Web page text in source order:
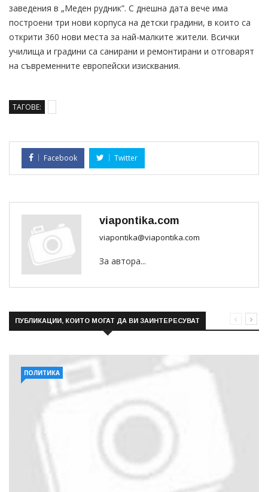
заведения в „Меден рудник”. С днешна дата вече има
построени три нови корпуса на детски градини, в които са
открити 360 нови места за най-малките жители. Всички
училища и градини са санирани и ремонтирани и отговарят
на съвременните европейски изисквания.
ТАГОВЕ:
Facebook Twitter
viapontika.com
viapontika@viapontika.com
За автора...
ПУБЛИКАЦИИ, КОИТО МОГАТ ДА ВИ ЗАИНТЕРЕСУВАТ
ПОЛИТИКА